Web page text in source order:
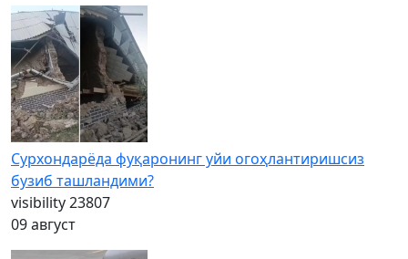
Сурхондарёда фуқаронинг уйи огоҳлантиришсиз
бузиб ташландими?
visibility23807
09 август